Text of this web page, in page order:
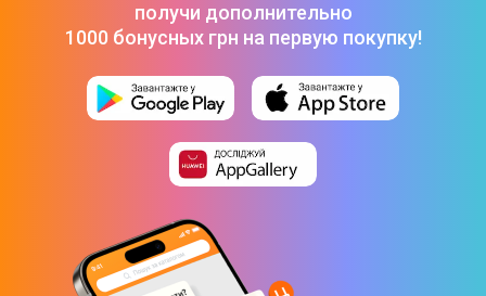
получи дополнительно
1000 бонусных грн на первую покупку!